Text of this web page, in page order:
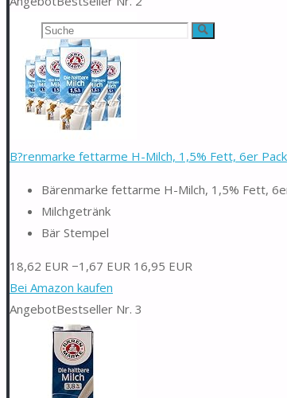
Suchen
nach:
Suche
B?renmarke fettarme H-Milch, 1,5% Fett, 6er Pack
Bärenmarke fettarme H-Milch, 1,5% Fett,
Milchgetränk
Bär Stempel
18,62 EUR −1,67 EUR 16,95 EUR
Bei Amazon kaufen
AngebotBestseller Nr. 3